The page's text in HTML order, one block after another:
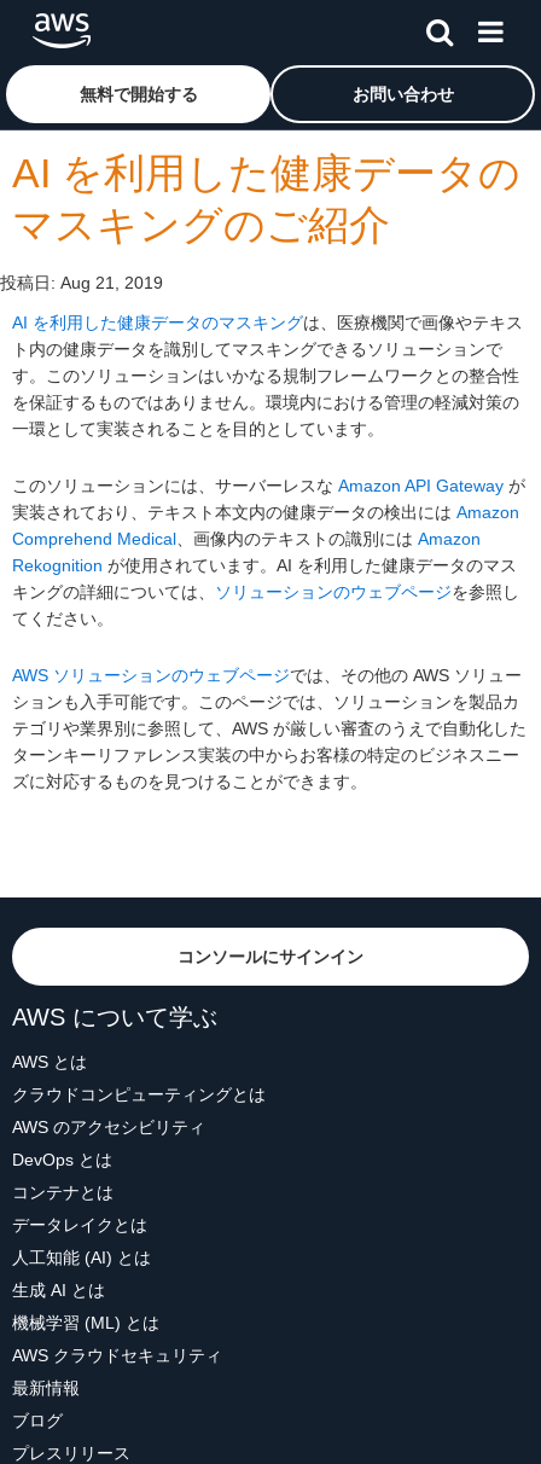
メインコンテンツに移動
アマゾン ウェブ サービスのホームページに戻るには、こ
無料で開始する お問い合わせ
AI を利用した健康データの
マスキングのご紹介
投稿日: Aug 21, 2019
AI を利用した健康データのマスキングは、医療機関で画像やテキス
ト内の健康データを識別してマスキングできるソリューションで
す。このソリューションはいかなる規制フレームワークとの整合性
を保証するものではありません。環境内における管理の軽減対策の
一環として実装されることを目的としています。
このソリューションには、サーバーレスな Amazon API Gateway が
実装されており、テキスト本文内の健康データの検出には Amazon
Comprehend Medical 、画像内のテキストの識別には Amazon
Rekognition が使用されています。AI を利用した健康データのマス
キングの詳細については、
ソリューションのウェブページを参照し
てください。
AWS ソリューションのウェブページでは、その他の AWS ソリュー
ションも入手可能です。このページでは、ソリューションを製品カ
テゴリや業界別に参照して、AWS が厳しい審査のうえで自動化した
ターンキーリファレンス実装の中からお客様の特定のビジネスニー
ズに対応するものを見つけることができます。
コンソールにサインイン
AWS について学ぶ
AWS とは
クラウドコンピューティングとは
AWS のアクセシビリティ
DevOps とは
コンテナとは
データレイクとは
人工知能 (AI) とは
生成 AI とは
機械学習 (ML) とは
AWS クラウドセキュリティ
最新情報
ブログ
プレスリリース